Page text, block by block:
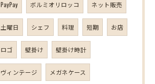
PayPay ボルミオリロッコ ネット販売
土曜日 シェフ 料理 短期 お店
ロゴ 壁掛け 壁掛け時計
ヴィンテージ メガネケース